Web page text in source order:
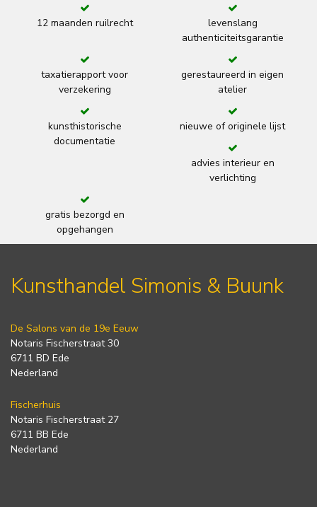
12 maanden ruilrecht
levenslang
authenticiteitsgarantie
taxatierapport voor
verzekering
gerestaureerd in eigen
atelier
kunsthistorische
documentatie
nieuwe of originele lijst
advies interieur en
verlichting
gratis bezorgd en
opgehangen
Kunsthandel Simonis & Buunk
De Salons van de 19e Eeuw
Notaris Fischerstraat 30
6711 BD Ede
Nederland
Fischerhuis
Notaris Fischerstraat 27
6711 BB Ede
Nederland